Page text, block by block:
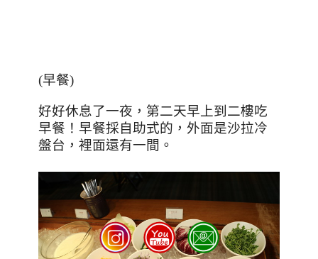
(早餐)
好好休息了一夜，第二天早上到二樓吃
早餐！早餐採自助式的，外面是沙拉冷
盤台，裡面還有一間。